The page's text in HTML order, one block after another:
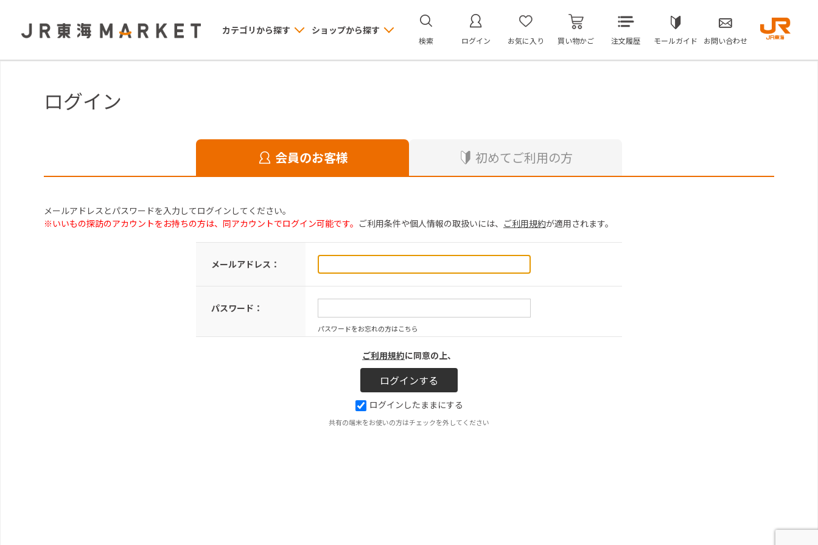
カテゴリから探す ショップから探す
検索 ログイン お気に入り 買い物かご 注文履歴 モールガイド お問い合わせ
ログイン
会員のお客様 初めてご利用の方
メールアドレスとパスワードを入力してログインしてください。
※いいもの探訪のアカウントをお持ちの方は、同アカウントでログイン可能です。 ご利用条件や個人情報の取扱いには、 ご利用規約が適用されます。
メールアドレス：
パスワード：
パスワードをお忘れの方はこちら
ご利用規約に同意の上、
ログインしたままにする
共有の端末をお使いの方はチェックを外してください